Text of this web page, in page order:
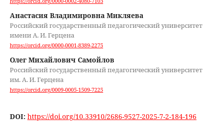
Анастасия Владимировна Микляева
Российский государственный педагогический университет
имени А. И. Герцена
https://orcid.org/0000-0001-8389-2275
Олег Михайлович Самойлов
Российский государственный педагогический университет
им. А. И. Герцена
https://orcid.org/0009-0005-1509-7225
DOI: https://doi.org/10.33910/2686-9527-2025-7-2-184-196